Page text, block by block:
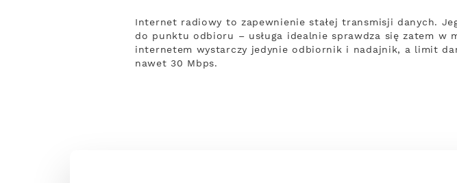
Internet radiowy to zapewnienie stałej transmisji danych.
do punktu odbioru – usługa idealnie sprawdza się zatem w
internetem wystarczy jedynie odbiornik i nadajnik, a limit
nawet 30 Mbps.